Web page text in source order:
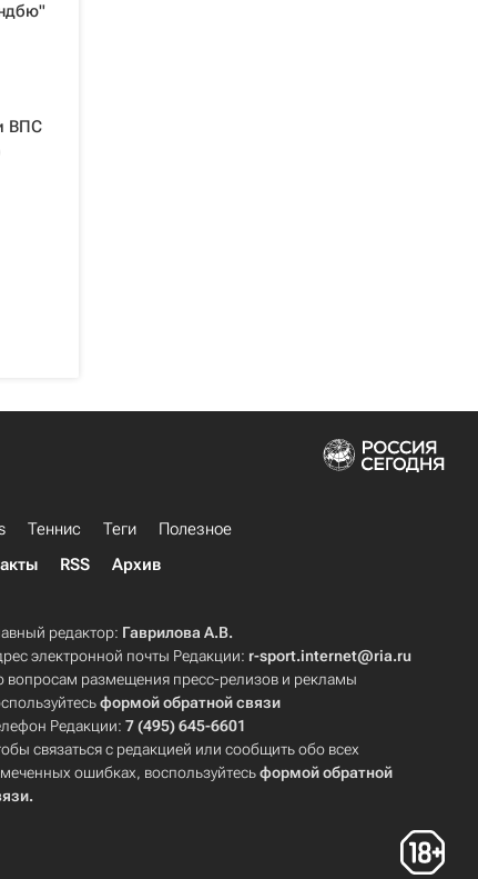
ВПС
Теннис Теги
Полезное
RSS Архив
редактор: Гаврилова А.В.
электронной почты Редакции: r-sport.internet@ria.ru
вопросам размещения пресс-релизов и рекламы
формой обратной связи
Редакции:7 (495) 645-6601
связаться с редакцией или сообщить обо всех
ошибках, воспользуйтесьформой обратной
.